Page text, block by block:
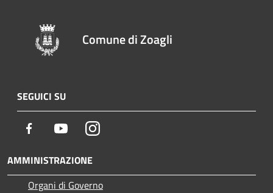
Comune di Zoagli
SEGUICI SU
Facebook YoutubeInstagram
AMMINISTRAZIONE
Organi di Governo